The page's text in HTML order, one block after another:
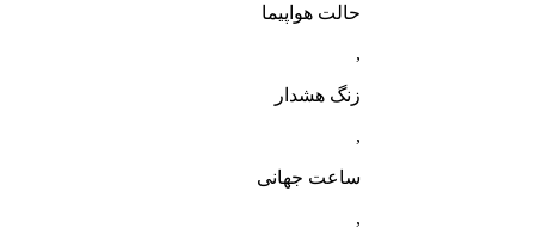
حالت هواپیما
,
زنگ هشدار
,
ساعت جهانی
,